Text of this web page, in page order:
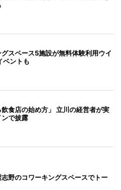
スペース5施設が無料体験利用ウイ
ベントも
飲食店の始め方」 立川の経営者が実
で披露
野のコワーキングスペースでトー